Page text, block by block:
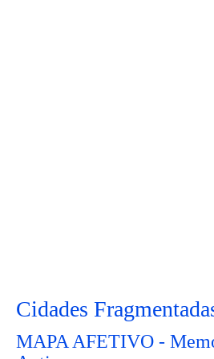
Cidades
MAPA AFETIVO -